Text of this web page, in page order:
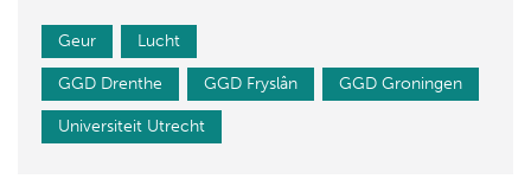
Geur Lucht
GGD Drenthe GGD Fryslân GGD Groningen
Universiteit Utrecht